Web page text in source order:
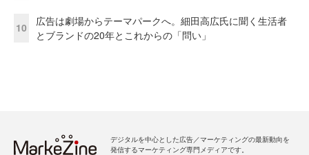
10
広告は劇場からテーマパークへ。細田高広氏に聞く生活者
とブランドの20年とこれからの「問い」
デジタルを中心とした広告／マーケティングの最新動向を
発信するマーケティング専門メディアです。